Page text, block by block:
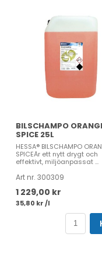
BILSCHAMPO
SPICE 25L
HESSA® BILSCHAMPO
SPICEÄr ett nytt drygt och
effektivt, miljöanpassat ...
Art nr. 300309
1 229,00 kr
35,80 kr /l